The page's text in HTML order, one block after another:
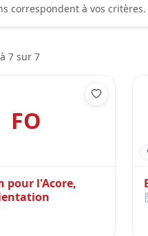
correspondent à vos critères.
7 sur 7
FO
pour l'Acore,